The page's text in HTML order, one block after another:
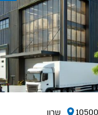
2700
למכירה
2,700 מר בשרון